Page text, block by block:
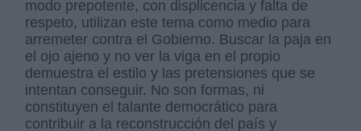
modo prepotente, con displicencia y falta de
respeto, utilizan este tema como medio para
arremeter contra el Gobierno. Buscar la paja en
el ojo ajeno y no ver la viga en el propio
demuestra el estilo y las pretensiones que se
intentan conseguir. No son formas, ni
constituyen el talante democrático para
contribuir a la reconstrucción del país y